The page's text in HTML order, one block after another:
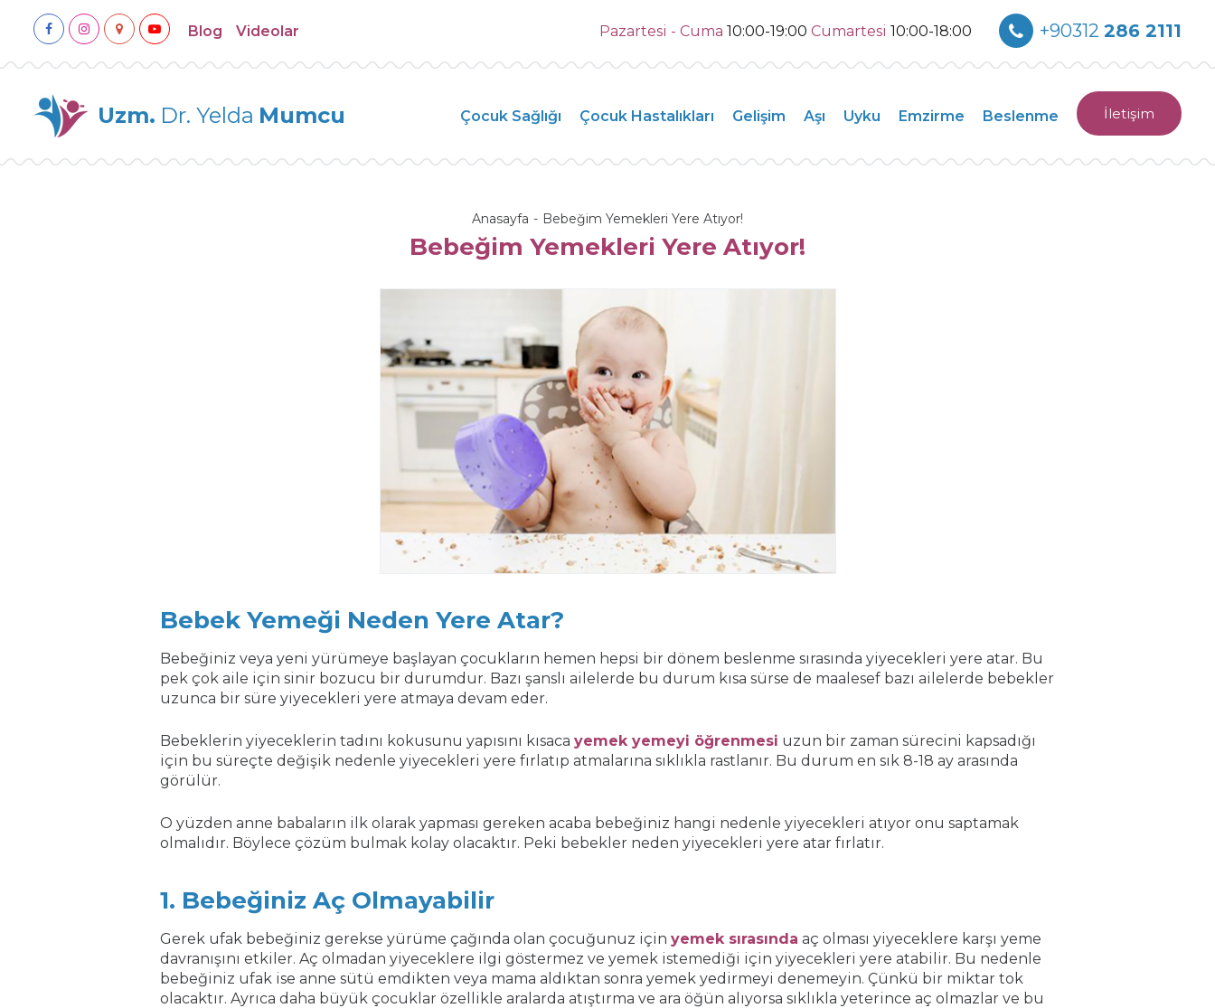
+90312 286 2111
Pazartesi - Cuma 10:00-19:00 Cumartesi 10:00-18:00
Blog Videolar
Uzm. Dr. Yelda Mumcu İletişim
Çocuk Sağlığı Çocuk Hastalıkları Gelişim Aşı Uyku Emzirme Beslenme
Anasayfa Bebeğim Yemekleri Yere Atıyor!
Bebeğim Yemekleri Yere Atıyor!
Bebek Yemeği Neden Yere Atar?
Bebeğiniz veya yeni yürümeye başlayan çocukların hemen hepsi bir dönem beslenme sırasında yiyecekleri yere atar. Bu
pek çok aile için sinir bozucu bir durumdur. Bazı şanslı ailelerde bu durum kısa sürse de maalesef bazı ailelerde bebekler
uzunca bir süre yiyecekleri yere atmaya devam eder.
Bebeklerin yiyeceklerin tadını kokusunu yapısını kısaca yemek yemeyi öğrenmesi uzun bir zaman sürecini kapsadığı
için bu süreçte değişik nedenle yiyecekleri yere fırlatıp atmalarına sıklıkla rastlanır. Bu durum en sık 8-18 ay arasında
görülür.
O yüzden anne babaların ilk olarak yapması gereken acaba bebeğiniz hangi nedenle yiyecekleri atıyor onu saptamak
olmalıdır. Böylece çözüm bulmak kolay olacaktır. Peki bebekler neden yiyecekleri yere atar fırlatır.
1. Bebeğiniz Aç Olmayabilir
Gerek ufak bebeğiniz gerekse yürüme çağında olan çocuğunuz için yemek sırasında aç olması yiyeceklere karşı yeme
davranışını etkiler. Aç olmadan yiyeceklere ilgi göstermez ve yemek istemediği için yiyecekleri yere atabilir. Bu nedenle
bebeğiniz ufak ise anne sütü emdikten veya mama aldıktan sonra yemek yedirmeyi denemeyin. Çünkü bir miktar tok
olacaktır. Ayrıca daha büyük çocuklar özellikle aralarda atıştırma ve ara öğün alıyorsa sıklıkla yeterince aç olmazlar ve bu